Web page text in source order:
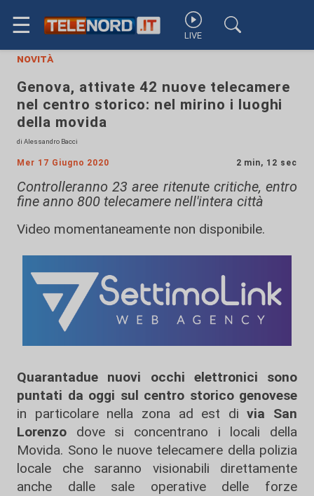
☰ LIVE
novità
Genova, attivate 42 nuove telecamere
nel centro storico: nel mirino i luoghi
della movida
di Alessandro Bacci
Mer 17 Giugno 2020 2 min, 12 sec
Controlleranno 23 aree ritenute critiche, entro
fine anno 800 telecamere nell'intera città
Video momentaneamente non disponibile.
Quarantadue nuovi occhi elettronici sono
puntati da oggi sul centro storico genovese
in particolare nella zona ad est divia San
Lorenzo dove si concentrano i locali della
Movida. Sono le nuove telecamere della polizia
locale che saranno visionabili direttamente
anche dalle sale operative delle forze